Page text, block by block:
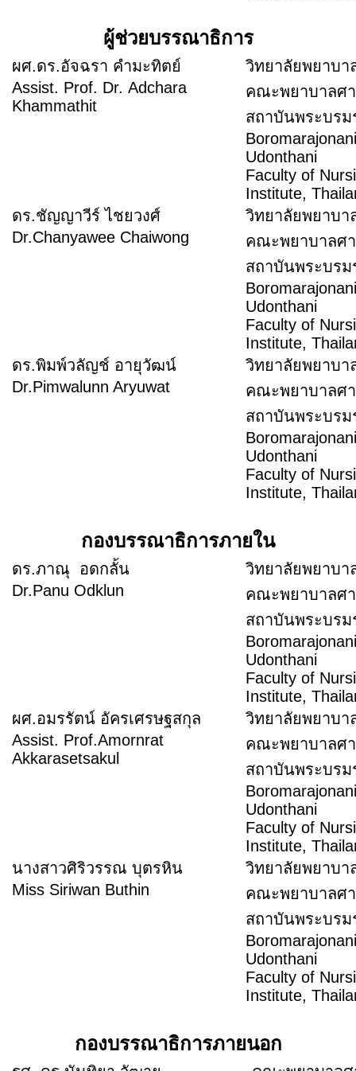
ผู้ช่วยบรรณาธิการ
ผศ.ดร.อัจฉรา คำมะทิตย์
Assist. Prof. Dr. Adchara
Khammathit
วิทยาลัยพยาบ
คณะพยาบาลศ
สถาบันพระบร
Udonthani
Faculty of
Institute,
ดร.ชัญญาวีร์ ไชยวงศ์
Dr.Chanyawee Chaiwong
วิทยาลัยพยาบ
คณะพยาบาลศ
สถาบันพระบร
Udonthani
Faculty of
Institute,
ดร.พิมพ์วลัญช์ อายุวัฒน์
Dr.Pimwalunn Aryuwat
วิทยาลัยพยาบ
คณะพยาบาลศ
สถาบันพระบร
Udonthani
Faculty of
Institute,
กองบรรณาธิการภายใน
ดร.ภาณุ อดกลั้น
Dr.Panu Odklun
วิทยาลัยพยาบ
คณะพยาบาลศ
สถาบันพระบร
Udonthani
Faculty of
Institute,
ผศ.อมรรัตน์ อัครเศรษฐสกุล
Assist. Prof.Amornrat
Akkarasetsakul
วิทยาลัยพยาบ
คณะพยาบาลศ
สถาบันพระบร
Udonthani
Faculty of
Institute,
นางสาวศิริวรรณ บุตรหิน
Miss Siriwan Buthin
วิทยาลัยพยาบ
คณะพยาบาลศ
สถาบันพระบร
Udonthani
Faculty of
Institute,
กองบรรณาธิการภายนอก